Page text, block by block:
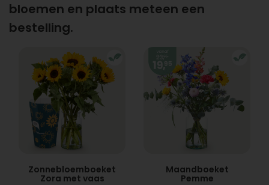
bloemen en plaats meteen een
bestelling.
Zonnebloemboeket
Zora met vaas
Maandboeket
Pemme